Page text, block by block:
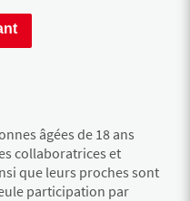
âgées de 18 ans
collaboratrices et
que leurs proches sont
participation par